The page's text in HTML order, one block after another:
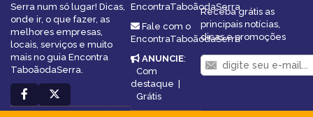
Serra num só lugar! Dicas,
onde ir, o que fazer, as
melhores empresas,
locais, serviços e muito
mais no guia Encontra
TaboãodaSerra.
EncontraTaboãodaSerra
Fale com o
EncontraTaboãodaSerra
ANUNCIE:
Com
destaque |
Grátis
Receba grátis as
principais notícias,
dicas e promoções